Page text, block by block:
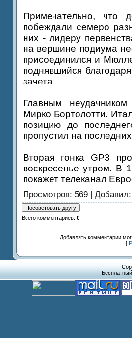
Примечательно, что
побеждали семеро
них - лидеру
на вершине подиума
присоединился и
поднявшийся
зачета.
Главным
Мирко Бортолотти.
позицию до
пропустил на
Вторая гонка GP3
воскресенье утром. В
покажет телеканал
Просмотров: 569 | Добавил
Всего комментариев: 0
Добавлять комментарии
[